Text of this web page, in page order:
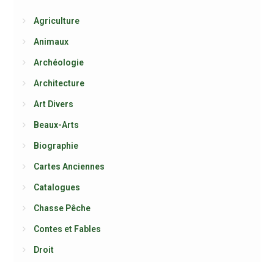
Agriculture
Animaux
Archéologie
Architecture
Art Divers
Beaux-Arts
Biographie
Cartes Anciennes
Catalogues
Chasse Pêche
Contes et Fables
Droit